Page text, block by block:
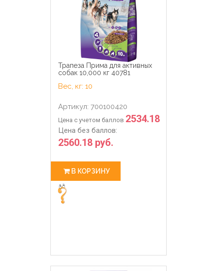
Трапеза Прима для активных
собак 10,000 кг 40781
Вес, кг: 10
Артикул: 700100420
Цена с учетом баллов 2534.18
Цена без баллов:
2560.18 руб.
В КОРЗИНУ